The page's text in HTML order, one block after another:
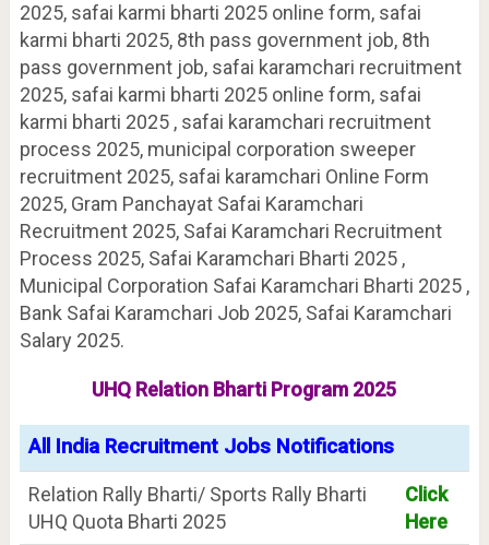
2025, safai karmi bharti 2025 online form, safai
karmi bharti 2025, 8th pass government job, 8th
pass government job, safai karamchari recruitment
2025, safai karmi bharti 2025 online form, safai
karmi bharti 2025 , safai karamchari recruitment
process 2025, municipal corporation sweeper
recruitment 2025, safai karamchari Online Form
2025, Gram Panchayat Safai Karamchari
Recruitment 2025, Safai Karamchari Recruitment
Process 2025, Safai Karamchari Bharti 2025 ,
Municipal Corporation Safai Karamchari Bharti 2025 ,
Bank Safai Karamchari Job 2025, Safai Karamchari
Salary 2025.
UHQ Relation Bharti Program 2025
All India Recruitment Jobs Notifications
Relation Rally Bharti/ Sports Rally Bharti
UHQ Quota Bharti 2025
Click
Here